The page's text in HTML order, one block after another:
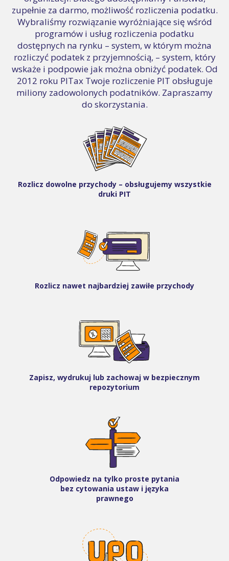
zupełnie za darmo, możliwość rozliczenia podatku.
Wybraliśmy rozwiązanie wyróżniające się wśród
programów i usług rozliczenia podatku
dostępnych na rynku – system, w którym można
rozliczyć podatek z przyjemnością, – system, który
wskaże i podpowie jak można obniżyć podatek. Od
2012 roku PITax Twoje rozliczenie PIT obsługuje
miliony zadowolonych podatników. Zapraszamy
do skorzystania.
Rozlicz dowolne przychody – obsługujemy wszystkie
druki PIT
Rozlicz nawet najbardziej zawiłe przychody
Zapisz, wydrukuj lub zachowaj w bezpiecznym
repozytorium
Odpowiedz na tylko proste pytania
bez cytowania ustaw i języka
prawnego